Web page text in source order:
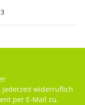
3
jederzeit widerruflich
per E-Mail zu.